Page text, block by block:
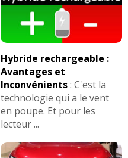
Hybride rechargeable :
Avantages et
Inconvénients: C'est la
technologie qui a le vent
en poupe. Et pour les
lecteur ...